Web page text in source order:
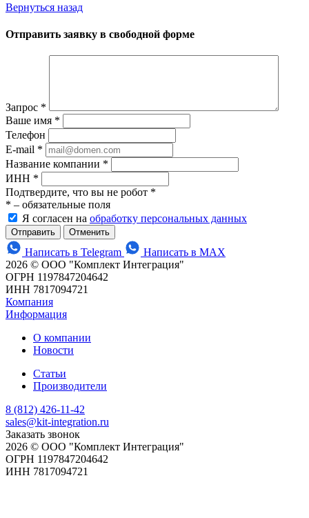
Вернуться назад
Отправить заявку в свободной форме
Запрос *
Ваше имя *
Телефон
E-mail *
Название компании *
ИНН *
Подтвердите, что вы не робот *
* – обязательные поля
Я согласен на обработку персональных данных
Отменить
Написать в Telegram
Написать в MAX
2026 © ООО "Комплект Интеграция"
ОГРН 1197847204642
ИНН 7817094721
Компания
Информация
О компании
Новости
Статьи
Производители
8 (812) 426-11-42
sales@kit-integration.ru
Заказать звонок
2026 © ООО "Комплект Интеграция"
ОГРН 1197847204642
ИНН 7817094721